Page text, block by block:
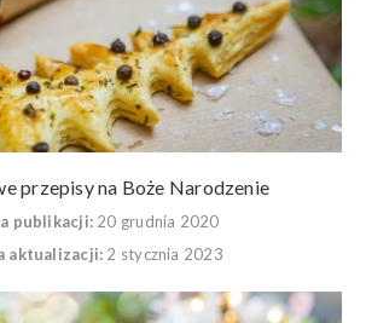
przepisy na Boże Narodzenie
publikacji: 20 grudnia 2020
aktualizacji: 2 stycznia 2023